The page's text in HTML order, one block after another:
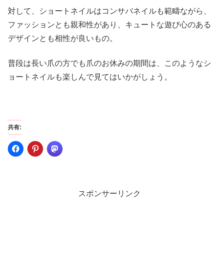
対して、ショートネイルはコンサバネイルも範疇ながら、
ファッションとも親和性があり、キュートな遊び心のある
デザインとも相性が良いもの。
普段は長い爪の方でも爪のお休みの期間は、このようなシ
ョートネイルも楽しんで見てはいかがしょう。
共有:
スポンサーリンク